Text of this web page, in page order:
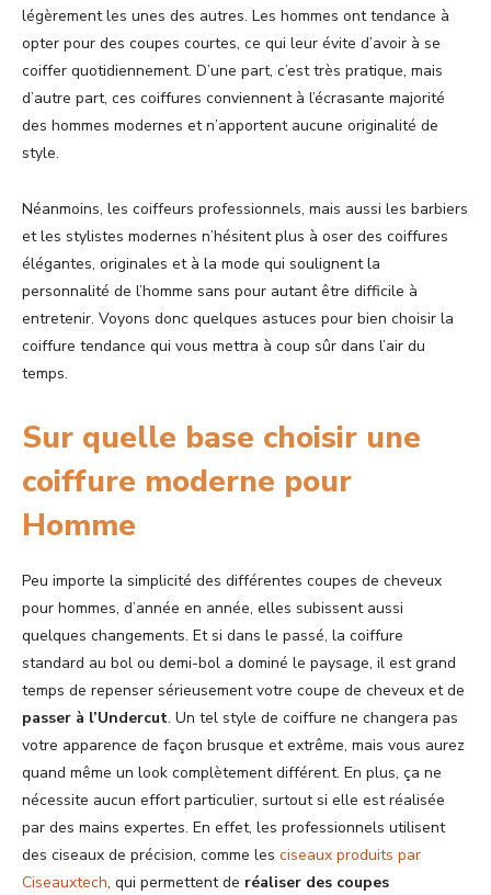
légèrement les unes des autres. Les hommes ont tendance à
opter pour des coupes courtes, ce qui leur évite d’avoir à se
coiffer quotidiennement. D’une part, c’est très pratique, mais
d’autre part, ces coiffures conviennent à l’écrasante majorité
des hommes modernes et n’apportent aucune originalité de
style.
Néanmoins, les coiffeurs professionnels, mais aussi les barbiers
et les stylistes modernes n’hésitent plus à oser des coiffures
élégantes, originales et à la mode qui soulignent la
personnalité de l’homme sans pour autant être difficile à
entretenir. Voyons donc quelques astuces pour bien choisir la
coiffure tendance qui vous mettra à coup sûr dans l’air du
temps.
Sur quelle base choisir une
coiffure moderne pour
Homme
Peu importe la simplicité des différentes coupes de cheveux
pour hommes, d’année en année, elles subissent aussi
quelques changements. Et si dans le passé, la coiffure
standard au bol ou demi-bol a dominé le paysage, il est grand
temps de repenser sérieusement votre coupe de cheveux et de
passer à l’Undercut. Un tel style de coiffure ne changera pas
votre apparence de façon brusque et extrême, mais vous aurez
quand même un look complètement différent. En plus, ça ne
nécessite aucun effort particulier, surtout si elle est réalisée
par des mains expertes. En effet, les professionnels utilisent
des ciseaux de précision, comme les ciseaux produits par
Ciseauxtech, qui permettent de réaliser des coupes